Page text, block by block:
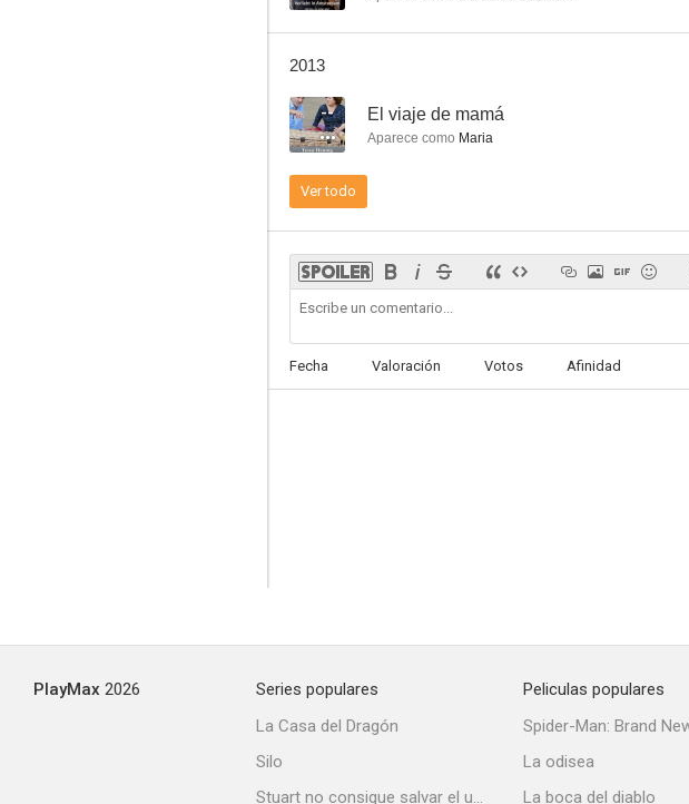
2013
-- El viaje de mamá
Aparece como Maria
Ver todo
Fecha Valoración Votos Afinidad
PlayMax 2026
Series populares
La Casa del Dragón
Silo
Stuart no consigue salvar el universo
Peliculas populares
Spider-Man: Brand
La odisea
La boca del diablo